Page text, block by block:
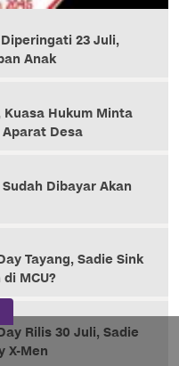
23 Juli,
Anak
Kuasa Hukum Minta
Desa
Dibayar Akan
Tayang, Sadie Sink
MCU?
Rilis 30 Juli, Sadie
X-Men